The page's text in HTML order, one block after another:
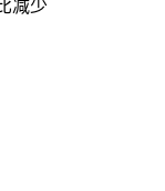
减少